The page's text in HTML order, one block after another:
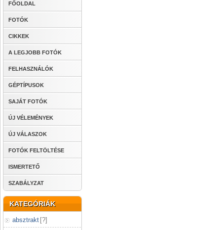
FŐOLDAL
FOTÓK
CIKKEK
A LEGJOBB FOTÓK
FELHASZNÁLÓK
GÉPTÍPUSOK
SAJÁT FOTÓK
ÚJ VÉLEMÉNYEK
ÚJ VÁLASZOK
FOTÓK FELTÖLTÉSE
ISMERTETŐ
SZABÁLYZAT
KATEGÓRIÁK
absztrakt [?]